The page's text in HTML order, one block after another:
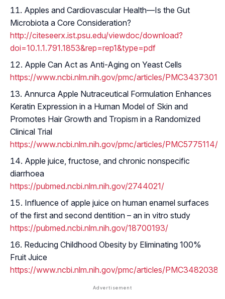
Apples and Cardiovascular Health—Is the Gut
Microbiota a Core Consideration?
http://citeseerx.ist.psu.edu/viewdoc/download?
doi=10.1.1.791.1853&rep=rep1&type=pdf
Apple Can Act as Anti-Aging on Yeast Cells
https://www.ncbi.nlm.nih.gov/pmc/articles/PMC3437301/
Annurca Apple Nutraceutical Formulation Enhances
Keratin Expression in a Human Model of Skin and
Promotes Hair Growth and Tropism in a Randomized
Clinical Trial
https://www.ncbi.nlm.nih.gov/pmc/articles/PMC5775114/
Apple juice, fructose, and chronic nonspecific
diarrhoea
https://pubmed.ncbi.nlm.nih.gov/2744021/
Influence of apple juice on human enamel surfaces
of the first and second dentition – an in vitro study
https://pubmed.ncbi.nlm.nih.gov/18700193/
Reducing Childhood Obesity by Eliminating 100%
Fruit Juice
https://www.ncbi.nlm.nih.gov/pmc/articles/PMC3482038/